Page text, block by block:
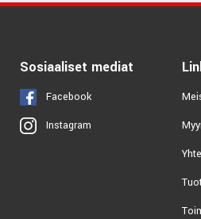
Sosiaaliset mediat
Facebook
Instagram